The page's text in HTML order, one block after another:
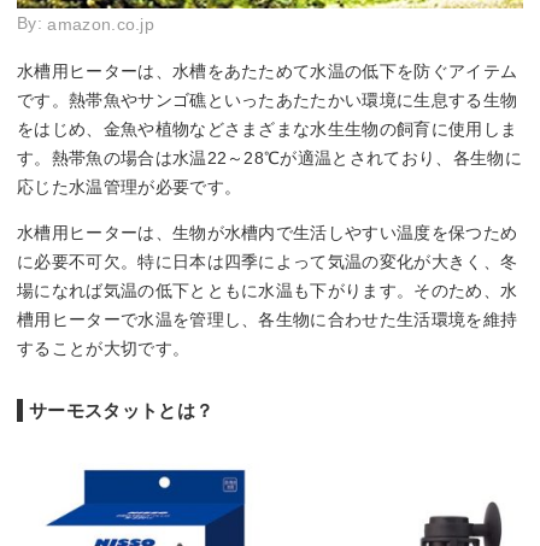
By:amazon.co.jp
水槽用ヒーターは、水槽をあたためて水温の低下を防ぐアイテム
です。熱帯魚やサンゴ礁といったあたたかい環境に生息する生物
をはじめ、金魚や植物などさまざまな水生生物の飼育に使用しま
す。熱帯魚の場合は水温22～28℃が適温とされており、各生物に
応じた水温管理が必要です。
水槽用ヒーターは、生物が水槽内で生活しやすい温度を保つため
に必要不可欠。特に日本は四季によって気温の変化が大きく、冬
場になれば気温の低下とともに水温も下がります。そのため、水
槽用ヒーターで水温を管理し、各生物に合わせた生活環境を維持
することが大切です。
サーモスタットとは？